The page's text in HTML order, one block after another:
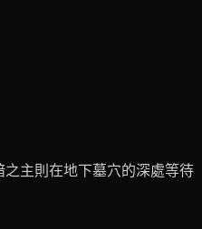
主則在地下墓穴的深處等待